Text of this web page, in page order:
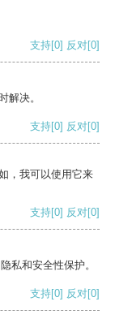
支持[0] 反对[0]
解决。
支持[0] 反对[0]
，我可以使用它来
支持[0] 反对[0]
私和安全性保护。
支持[0] 反对[0]